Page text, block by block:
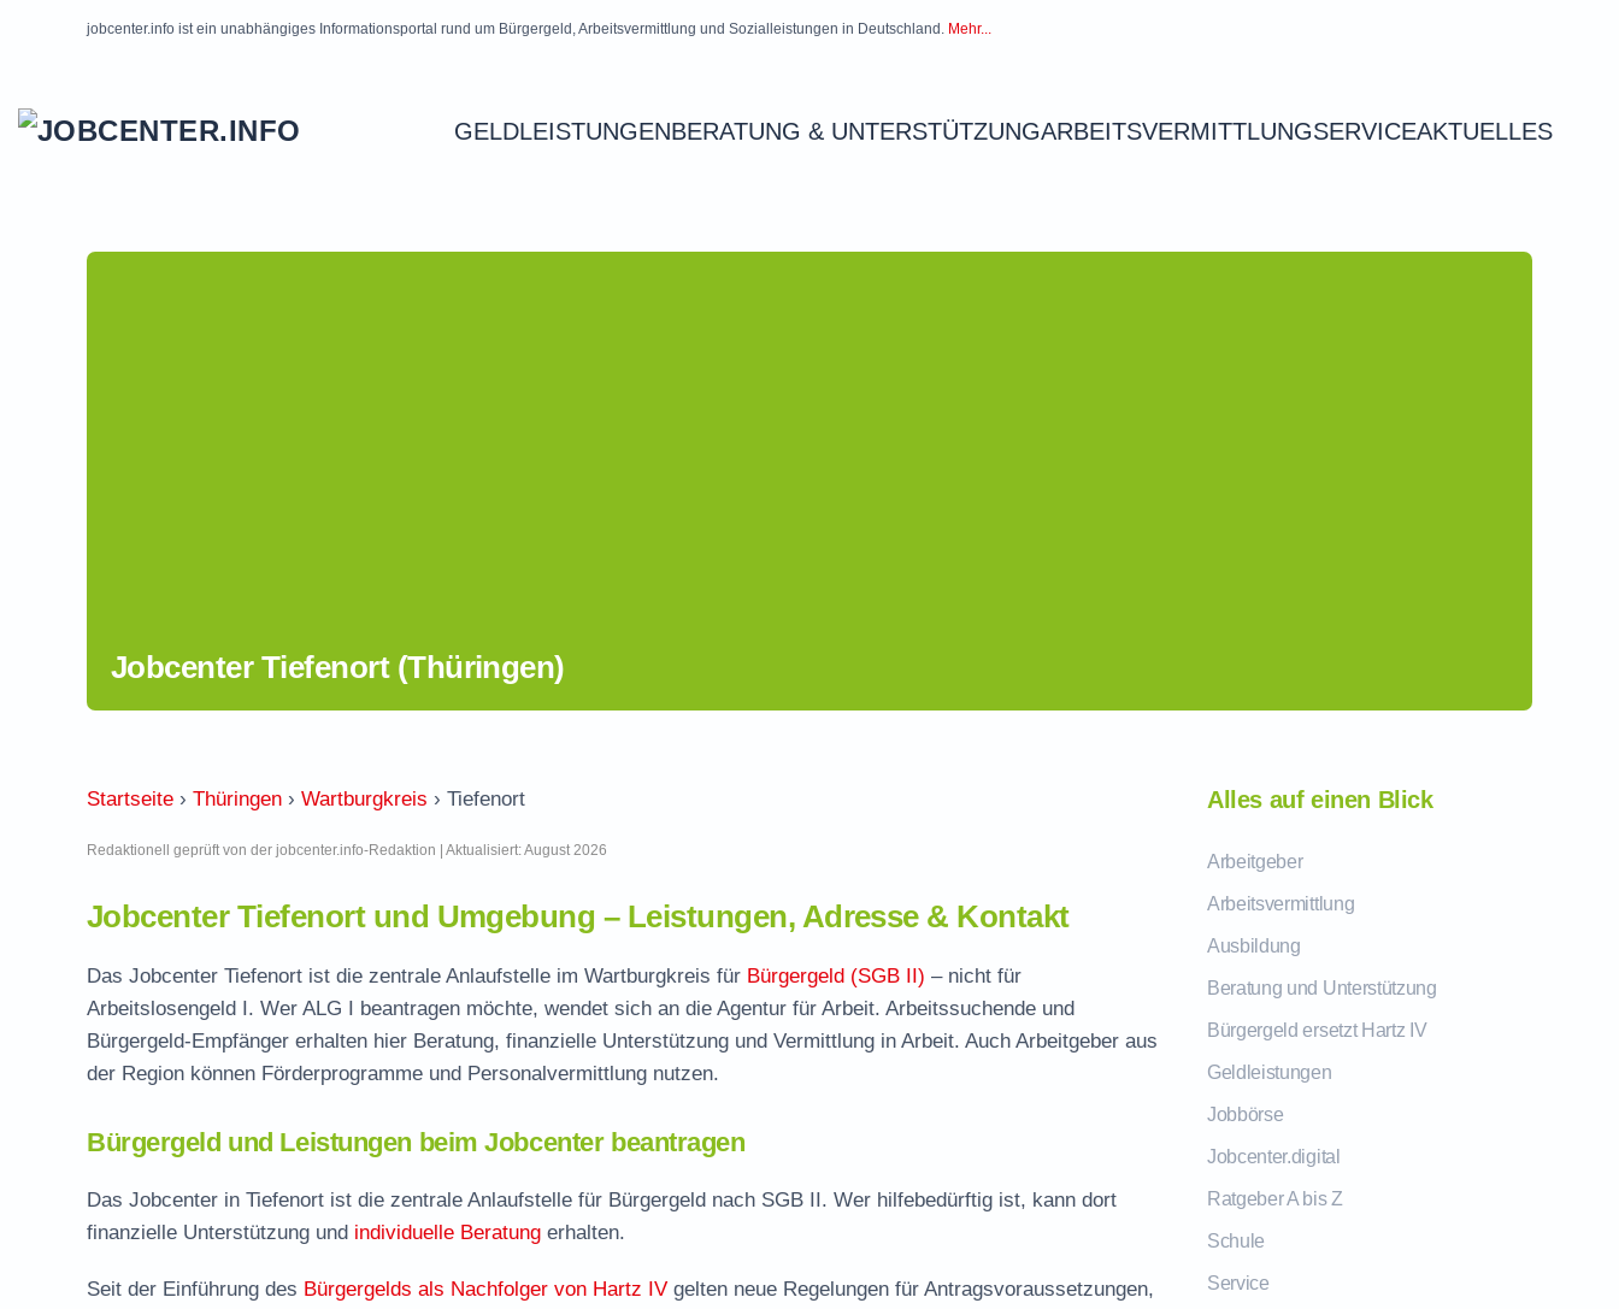
jobcenter.info ist ein unabhängiges Informationsportal rund um Bürgergeld, Arbeitsvermittlung und Sozialleistungen in Deutschland. Mehr...
GELDLEISTUNGENBERATUNG & UNTERSTÜTZUNGARBEITSVERMITTLUNGSERVICEAKTUELLES
Jobcenter Tiefenort (Thüringen)
Startseite › Thüringen › Wartburgkreis › Tiefenort
Redaktionell geprüft von der jobcenter.info-Redaktion | Aktualisiert: August 2026
Jobcenter Tiefenort und Umgebung – Leistungen, Adresse & Kontakt
Das Jobcenter Tiefenort ist die zentrale Anlaufstelle im Wartburgkreis für Bürgergeld (SGB II) – nicht für
Arbeitslosengeld I. Wer ALG I beantragen möchte, wendet sich an die Agentur für Arbeit. Arbeitssuchende und
Bürgergeld-Empfänger erhalten hier Beratung, finanzielle Unterstützung und Vermittlung in Arbeit. Auch Arbeitgeber aus
der Region können Förderprogramme und Personalvermittlung nutzen.
Bürgergeld und Leistungen beim Jobcenter beantragen
Das Jobcenter in Tiefenort ist die zentrale Anlaufstelle für Bürgergeld nach SGB II. Wer hilfebedürftig ist, kann dort
finanzielle Unterstützung und individuelle Beratung erhalten.
Seit der Einführung des Bürgergelds als Nachfolger von Hartz IV gelten neue Regelungen für Antragsvoraussetzungen,
Alles auf einen Blick
Arbeitgeber
Arbeitsvermittlung
Ausbildung
Beratung und Unterstützung
Bürgergeld ersetzt Hartz IV
Geldleistungen
Jobbörse
Jobcenter.digital
Ratgeber A bis Z
Schule
Service